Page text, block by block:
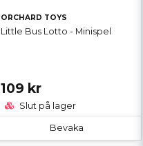
ORCHARD TOYS
Little Bus Lotto - Minispel
109 kr
Slut på lager
Bevaka